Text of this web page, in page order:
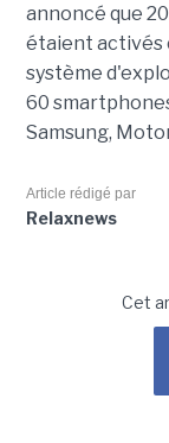
annoncé que
étaient activés
système
60
Samsung,
Article rédigé par
Relaxnews
Cet